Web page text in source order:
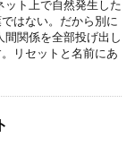
ット上で自然発生した
はない。だから別に
関係を全部投げ出し
リセットと名前にあ